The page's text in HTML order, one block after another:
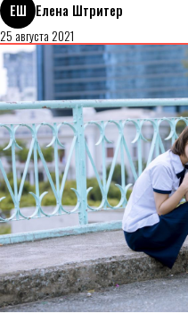
ЕШ Елена Штритер
25 августа 2021